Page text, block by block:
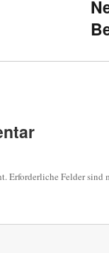
Erforderliche Felder sind